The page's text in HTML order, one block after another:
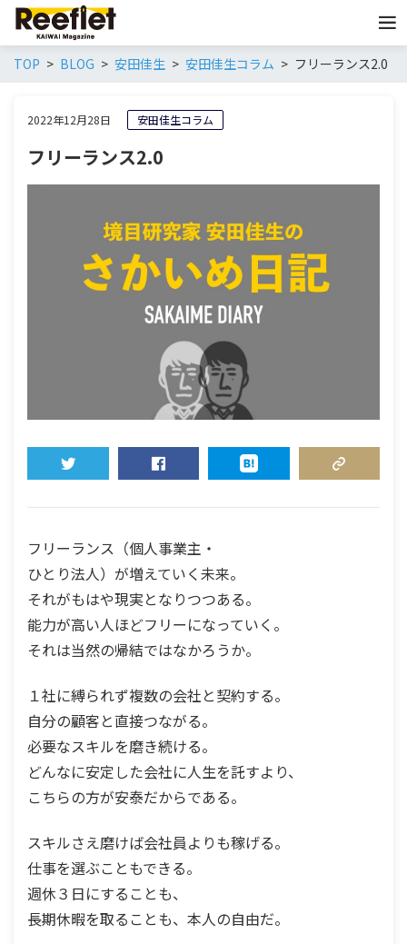
TOP BLOG 安田佳生 安田佳生コラム フリーランス2.0
2022年12月28日 安田佳生コラム
フリーランス2.0
フリーランス（個人事業主・
ひとり法人）が増えていく未来。
それがもはや現実となりつつある。
能力が高い人ほどフリーになっていく。
それは当然の帰結ではなかろうか。
１社に縛られず複数の会社と契約する。
自分の顧客と直接つながる。
必要なスキルを磨き続ける。
どんなに安定した会社に人生を託すより、
こちらの方が安泰だからである。
スキルさえ磨けば会社員よりも稼げる。
仕事を選ぶこともできる。
週休３日にすることも、
長期休暇を取ることも、本人の自由だ。